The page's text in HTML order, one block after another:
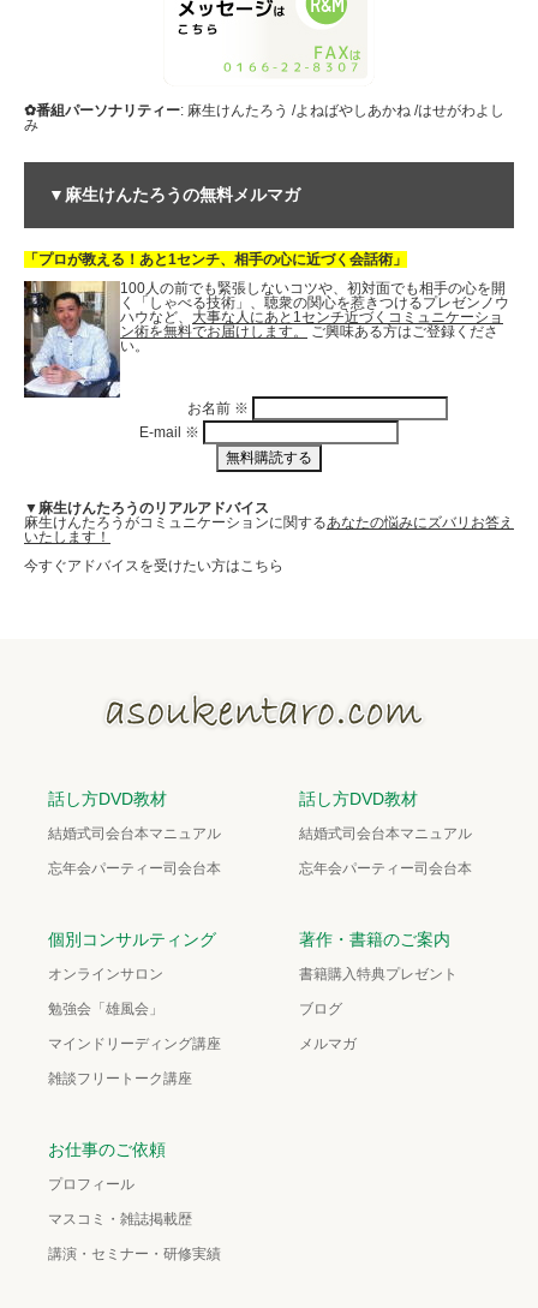
✿番組パーソナリティー: 麻生けんたろう /よねばやしあかね /はせがわよし
み
▼麻生けんたろうの無料メルマガ
「プロが教える！あと1センチ、相手の心に近づく会話術」
100人の前でも緊張しないコツや、初対面でも相手の心を開
く「しゃべる技術」、聴衆の関心を惹きつけるプレゼンノウ
ハウなど、 大事な人にあと1センチ近づくコミュニケーショ
ン術を無料でお届けします。
ご興味ある方はご登録くださ
い。
お名前 ※
E-mail ※
▼麻生けんたろうのリアルアドバイス
麻生けんたろうがコミュニケーションに関するあなたの悩みにズバリお答え
いたします！
今すぐアドバイスを受けたい方はこちら
話し方DVD教材
結婚式司会台本マニュアル
忘年会パーティー司会台本
話し方DVD教材
結婚式司会台本マニュアル
忘年会パーティー司会台本
個別コンサルティング
オンラインサロン
勉強会「雄風会」
マインドリーディング講座
雑談フリートーク講座
著作・書籍のご案内
書籍購入特典プレゼント
ブログ
メルマガ
お仕事のご依頼
プロフィール
マスコミ・雑誌掲載歴
講演・セミナー・研修実績